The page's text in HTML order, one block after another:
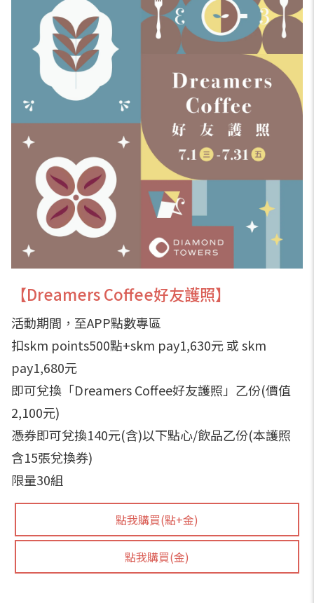
【Dreamers Coffee好友護照】
活動期間，至APP點數專區
扣skm points500點+skm pay1,630元 或 skm
pay1,680元
即可兌換「Dreamers Coffee好友護照」乙份(價值
2,100元)
憑券即可兌換140元(含)以下點心/飲品乙份(本護照
含15張兌換券)
限量30組
點我購買(點+金)
點我購買(金)